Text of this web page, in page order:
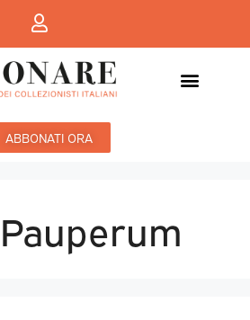
ABBONATI ORA